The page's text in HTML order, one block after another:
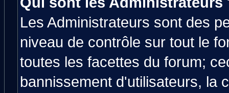
Les Administrateurs sont des
niveau de contrôle sur tout le
toutes les facettes du forum;
bannissement d'utilisateurs, la